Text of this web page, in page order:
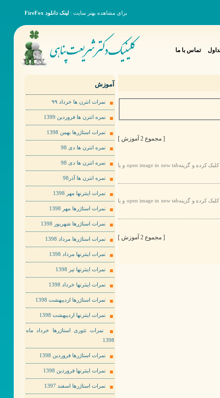
برای مشاهده بهتر سایت : لینک دانلود FireFox
تماس با ما
[ مجموع 2 آموزش ]
برای مشاهده عکس ها به صورت بهتر لطفا روی عکس مورد نظر راست کلیک کرده و گزینهopen image in new tab و یا
برای مشاهده عکس ها به صورت بهتر لطفا روی عکس مورد نظر راست کلیک کرده و گزینهopen image in new tab و یا
[ مجموع 2 آموزش ]
آموزش
نمرات انترن ها خرداد ٩٩
نمره انترن ها فروردین 1399
نمرات استاژرها بهمن 1398
نمره انترن ها دی 98
نمره انترن ها دی 98
نمره انترن ها آذر98
نمرات اینترنها مهر 1398
نمرات استاژرها مهر 1398
نمرات استاژرها شهریور 1398
نمرات استاژرها مرداد 1398
نمرات اینترنها مرداد 1398
نمرات اینترنها تیر 1398
نمرات اینترنها خرداد 1398
نمرات استاژرها اردیبهشت 1398
نمرات اینترنها اردیبهشت 1398
نمرات تئوری استاژرها خرداد ماه
1398
نمرات استاژرها فروردین 1398
نمرات اینترنها فروردین 1398
نمرات استاژرها اسفند 1397